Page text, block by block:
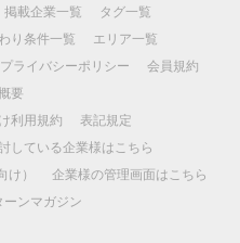
掲載企業一覧
タグ一覧
り条件一覧
エリア一覧
プライバシーポリシー
会員規約
要
利用規約
表記規定
している企業様はこちら
）
企業様の管理画面はこちら
ーンマガジン